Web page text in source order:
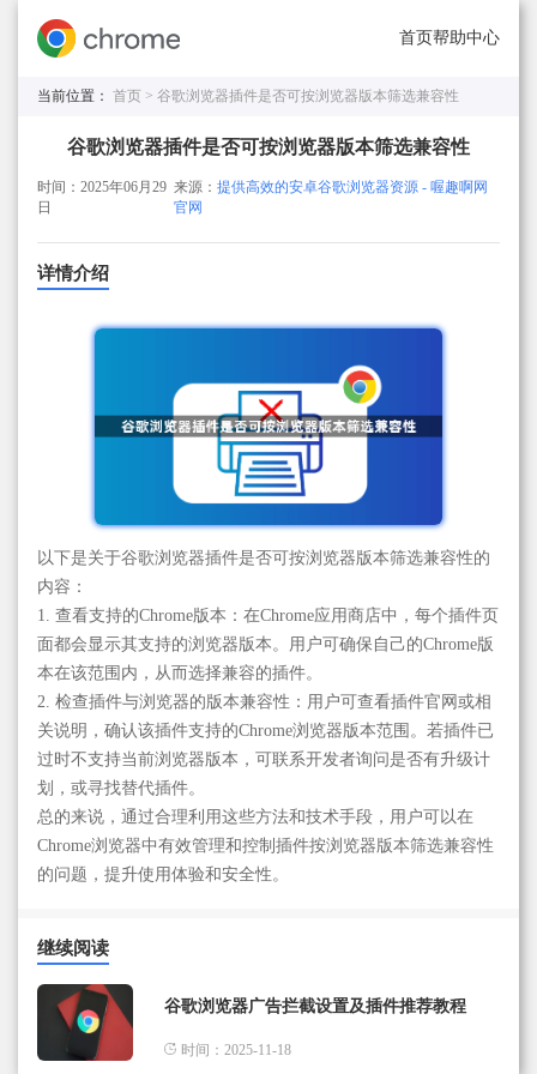
首页帮助中心
当前位置： 首页 > 谷歌浏览器插件是否可按浏览器版本筛选兼容性
谷歌浏览器插件是否可按浏览器版本筛选兼容性
时间：2025年06月29
日
来源：提供高效的安卓谷歌浏览器资源 - 喔趣啊网
官网
详情介绍
以下是关于谷歌浏览器插件是否可按浏览器版本筛选兼容性的
内容：
1. 查看支持的Chrome版本：在Chrome应用商店中，每个插件页
面都会显示其支持的浏览器版本。用户可确保自己的Chrome版
本在该范围内，从而选择兼容的插件。
2. 检查插件与浏览器的版本兼容性：用户可查看插件官网或相
关说明，确认该插件支持的Chrome浏览器版本范围。若插件已
过时不支持当前浏览器版本，可联系开发者询问是否有升级计
划，或寻找替代插件。
总的来说，通过合理利用这些方法和技术手段，用户可以在
Chrome浏览器中有效管理和控制插件按浏览器版本筛选兼容性
的问题，提升使用体验和安全性。
继续阅读
谷歌浏览器广告拦截设置及插件推荐教程
时间：2025-11-18